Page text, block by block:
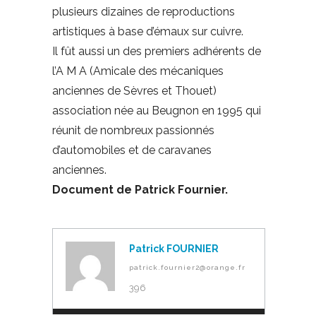
plusieurs dizaines de reproductions
artistiques à base d’émaux sur cuivre.
Il fût aussi un des premiers adhérents de
l’A M A (Amicale des mécaniques
anciennes de Sèvres et Thouet)
association née au Beugnon en 1995 qui
réunit de nombreux passionnés
d’automobiles et de caravanes
anciennes.
Document de Patrick Fournier.
Patrick FOURNIER
patrick.fournier2@orange.fr
396